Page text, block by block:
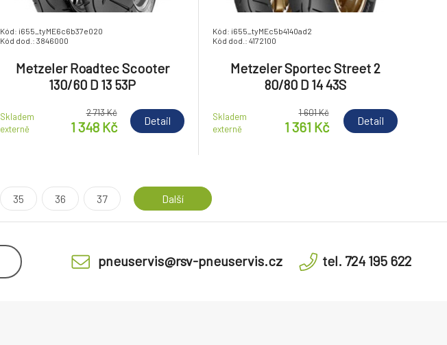
Kód: i655_tyME6c6b37e020
Kód dod.: 3846000
Metzeler Roadtec Scooter
130/60 D 13 53P
Skladem
externě
2 713 Kč
1 348 Kč Detail
Kód: i655_tyMEc5b4140ad2
Kód dod.: 4172100
Metzeler Sportec Street 2
80/80 D 14 43S
Skladem
externě
1 601 Kč
1 361 Kč Detail
35 36 37 Další
pneuservis@rsv-pneuservis.cz tel. 724 195 622